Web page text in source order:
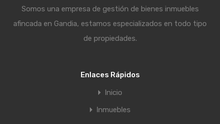
Somos una empresa de gestión de bienes inmuebles
afincada en Gandia, estamos especializados en todo tipo
de propiedades.
Enlaces Rápidos
Inicio
Inmuebles